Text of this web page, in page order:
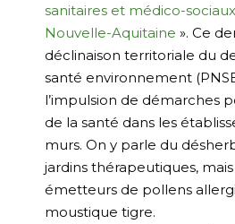
sanitaires et médico-
Nouvelle-Aquitaine ». Ce
déclinaison territoriale du
santé environnement
l’impulsion de démarches
de la santé dans les
murs. On y parle du
jardins thérapeutiques,
émetteurs de pollens
moustique tigre.